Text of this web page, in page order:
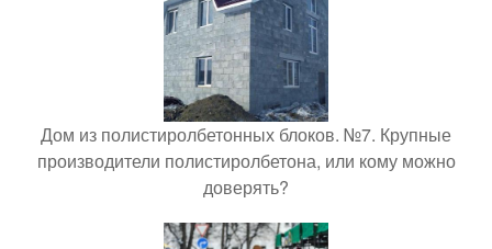
Дом из полистиролбетонных блоков. №7. Крупные
производители полистиролбетона, или кому можно
доверять?